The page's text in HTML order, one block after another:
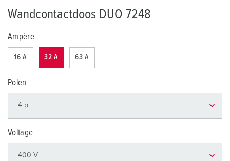
Wandcontactdoos DUO 7248
Ampère
16 A 32 A 63 A
Polen
Voltage